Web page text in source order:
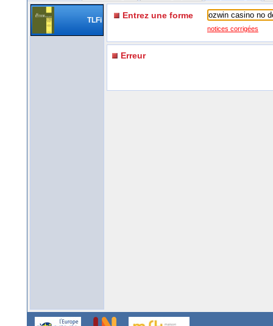
TLFi Entrez une forme
notices corrigées
Erreur